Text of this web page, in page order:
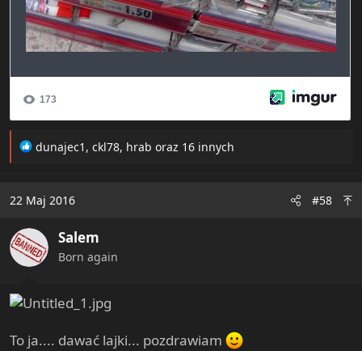
R
t
o
n
s
dunajec1 , ckl78, hrab oraz 16 innych
22 Maj 2016 #58
Salem
Born again
To ja.... dawać lajki... pozdrawiam